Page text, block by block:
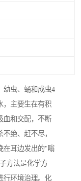
幼虫、蛹和成虫4
，主要生在有积
血和交配，不断
绝、赶不尽，
在耳边发出的"嗡
方法是化学方
行环境治理。化